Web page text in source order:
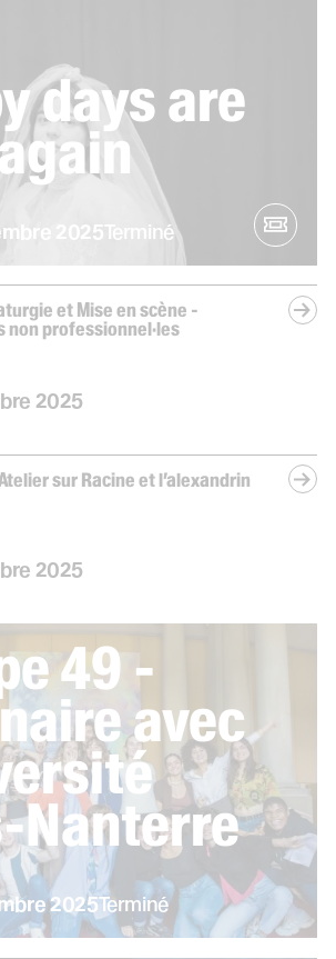
days are
2025Terminé
et Mise en scène -
non professionnel·les
2025
sur Racine et l’alexandrin
2025
49 -
avec
Nanterre
2025Terminé